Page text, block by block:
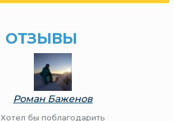
ОТЗЫВЫ
Роман Баженов
Хотел бы поблагодарить